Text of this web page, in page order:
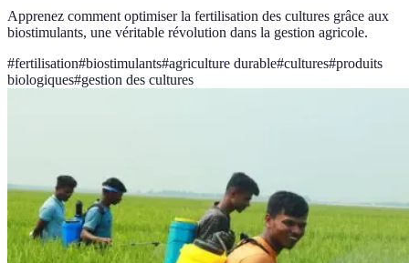
Apprenez comment optimiser la fertilisation des cultures grâce aux
biostimulants, une véritable révolution dans la gestion agricole.
#fertilisation#biostimulants#agriculture durable#cultures#produits
biologiques#gestion des cultures